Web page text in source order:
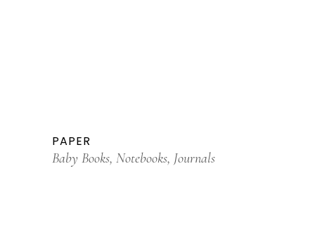
PAPER
Baby Books, Notebooks, Journals